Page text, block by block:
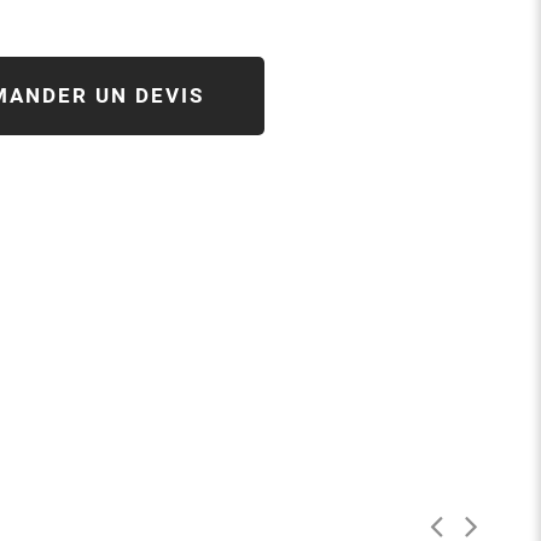
UN DEVIS